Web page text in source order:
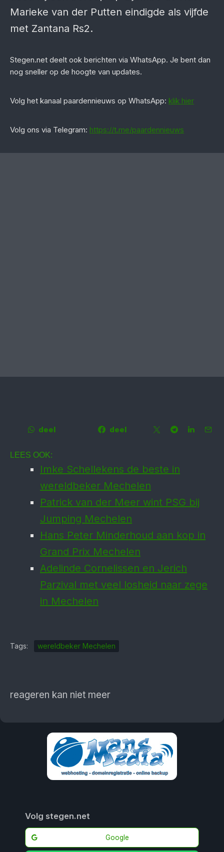
Marieke van der Putten eindigde als vijfde
met Zantana Rs2.
Stegen.net deelt ook berichten via WhatsApp. Je bent dan
nog sneller op de hoogte van updates.
‎Volg het kanaal paardennieuws op WhatsApp: klik hier
Volg ons via Telegram: https://t.me/paardennieuws
deel deel
LEES OOK:
Imke Schellekens de beste in
wereldbeker Mechelen
Patrick van der Meer wint PSG bij
Jumping Mechelen
Hans Peter Minderhoud aan kop in
Grand Prix Mechelen
Adelinde Cornelissen en Jerich
Parzival met veel losheid naar zege
in Mechelen
Tags: wereldbeker Mechelen
reageren kan niet meer
Volg stegen.net
Google